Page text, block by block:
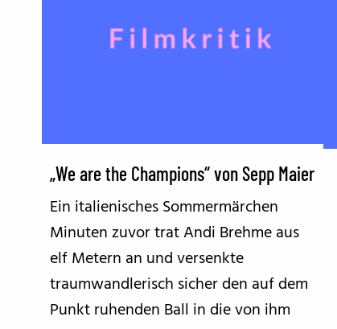
„We are the Champions“ von Sepp Maier
Ein italienisches Sommermärchen
Minuten zuvor trat Andi Brehme aus
elf Metern an und versenkte
traumwandlerisch sicher den auf dem
Punkt ruhenden Ball in die von ihm